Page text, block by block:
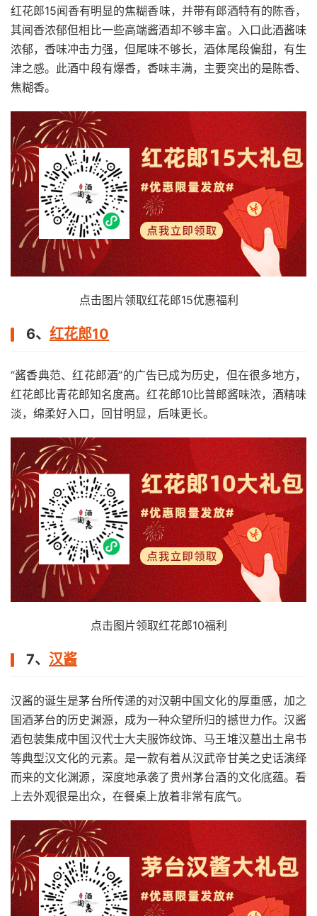
红花郎15闻香有明显的焦糊香味，并带有郎酒特有的陈香，
其闻香浓郁但相比一些高端酱酒却不够丰富。入口此酒酱味
浓郁，香味冲击力强，但尾味不够长，酒体尾段偏甜，有生
津之感。此酒中段有爆香，香味丰满，主要突出的是陈香、
焦糊香。
点击图片领取红花郎15优惠福利
6、 红花郎10
“酱香典范、红花郎酒”的广告已成为历史，但在很多地方，
红花郎比青花郎知名度高。红花郎10比普郎酱味浓，酒精味
淡，绵柔好入口，回甘明显，后味更长。
点击图片领取红花郎10福利
7、 汉酱
汉酱的诞生是茅台所传递的对汉朝中国文化的厚重感，加之
国酒茅台的历史渊源，成为一种众望所归的撼世力作。汉酱
酒包装集成中国汉代士大夫服饰纹饰、马王堆汉墓出土帛书
等典型汉文化的元素。是一款有着从汉武帝甘美之史话演绎
而来的文化渊源，深度地承袭了贵州茅台酒的文化底蕴。看
上去外观很是出众，在餐桌上放着非常有底气。